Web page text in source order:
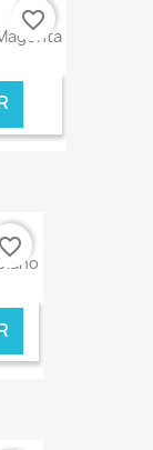
€ ONLINE
favorite_border
favorite_border